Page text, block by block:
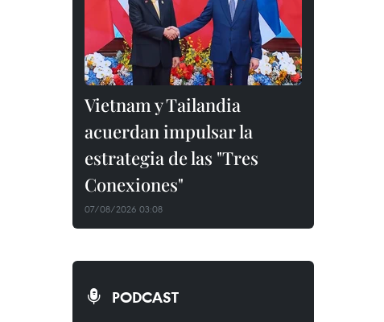
Vietnam y Tailandia
acuerdan impulsar la
estrategia de las "Tres
Conexiones"
07/08/2026 03:08
PODCAST